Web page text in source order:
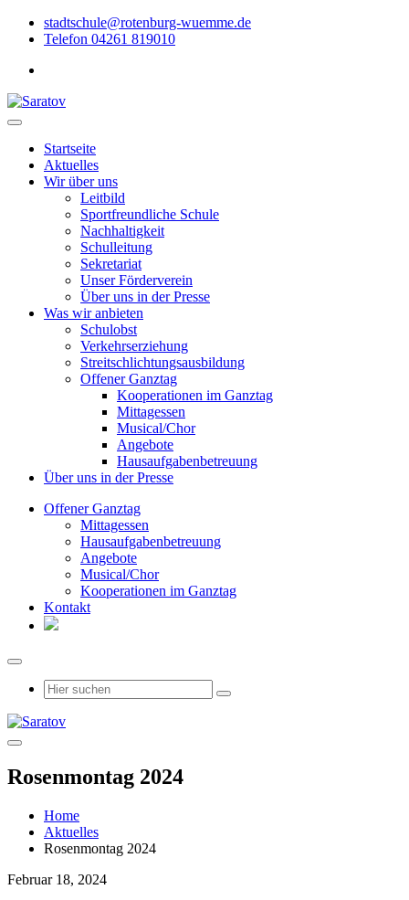
stadtschule@rotenburg-wuemme.de
Telefon 04261 819010
Startseite
Aktuelles
Wir über uns
Leitbild
Sportfreundliche Schule
Nachhaltigkeit
Schulleitung
Sekretariat
Unser Förderverein
Über uns in der Presse
Was wir anbieten
Schulobst
Verkehrserziehung
Streitschlichtungsausbildung
Offener Ganztag
Kooperationen im Ganztag
Mittagessen
Musical/Chor
Angebote
Hausaufgabenbetreuung
Über uns in der Presse
Offener Ganztag
Mittagessen
Hausaufgabenbetreuung
Angebote
Musical/Chor
Kooperationen im Ganztag
Kontakt
Rosenmontag 2024
Home
Aktuelles
Rosenmontag 2024
Februar 18, 2024